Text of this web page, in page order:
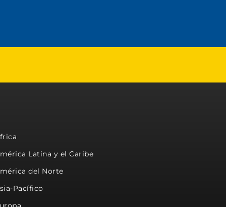
Latina y el Caribe
del Norte
Pacífico